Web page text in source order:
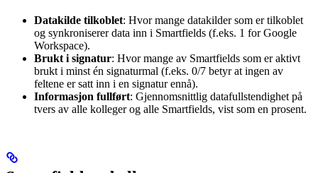
Datakilde tilkoblet: Hvor mange datakilder som er tilkoblet
og synkroniserer data inn i Smartfields (f.eks. 1 for Google
Workspace).
Brukt i signatur: Hvor mange av Smartfields som er aktivt
brukt i minst én signaturmal (f.eks. 0/7 betyr at ingen av
feltene er satt inn i en signatur ennå).
Informasjon fullført: Gjennomsnittlig datafullstendighet på
tvers av alle kolleger og alle Smartfields, vist som en prosent.